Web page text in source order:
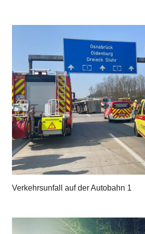
Verkehrsunfall auf der Autobahn 1